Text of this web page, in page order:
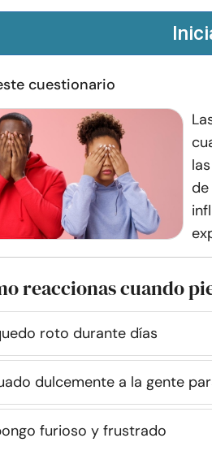
cuestionario
reaccionas cuando
roto durante días
dulcemente a la gente
furioso y frustrado